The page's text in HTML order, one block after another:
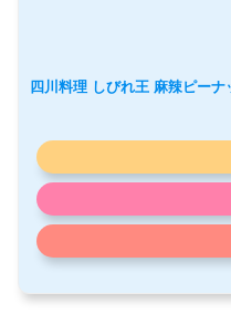
四川料理 しびれ王 麻辣ピー